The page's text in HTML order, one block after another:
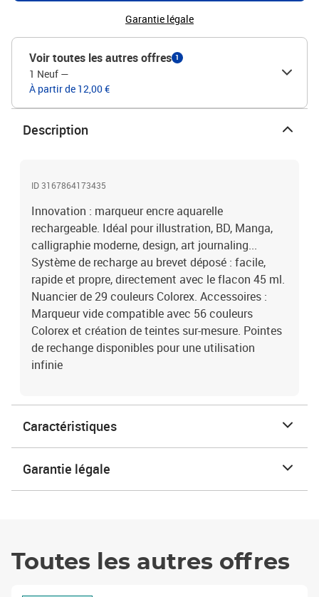
Garantie légale
Voir toutes les autres offres 1
1 Neuf —
À partir de 12,00 €
Description
ID 3167864173435
Innovation : marqueur encre aquarelle
rechargeable. Idéal pour illustration, BD, Manga,
calligraphie moderne, design, art journaling...
Système de recharge au brevet déposé : facile,
rapide et propre, directement avec le flacon 45 ml.
Nuancier de 29 couleurs Colorex. Accessoires :
Marqueur vide compatible avec 56 couleurs
Colorex et création de teintes sur-mesure. Pointes
de rechange disponibles pour une utilisation
infinie
Caractéristiques
Garantie légale
Toutes les autres offres